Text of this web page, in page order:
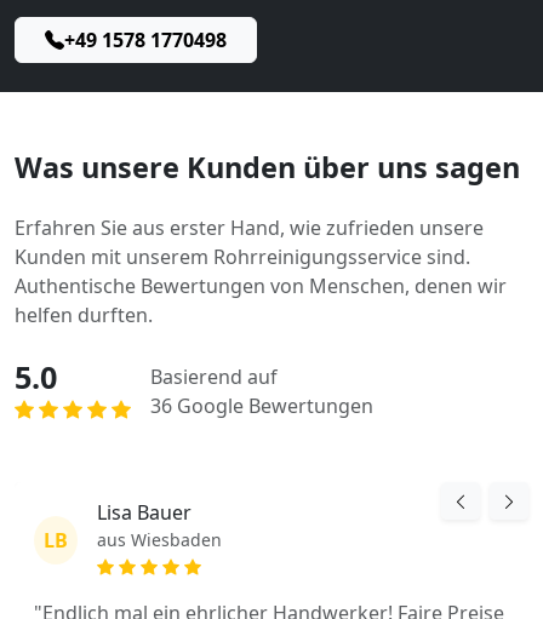
+49 1578 1770498
Was unsere Kunden über uns sagen
Erfahren Sie aus erster Hand, wie zufrieden unsere
Kunden mit unserem Rohrreinigungsservice sind.
Authentische Bewertungen von Menschen, denen wir
helfen durften.
5.0
Basierend auf
36 Google Bewertungen
LB
Lisa Bauer
aus Wiesbaden
"Endlich mal ein ehrlicher Handwerker! Faire Preise